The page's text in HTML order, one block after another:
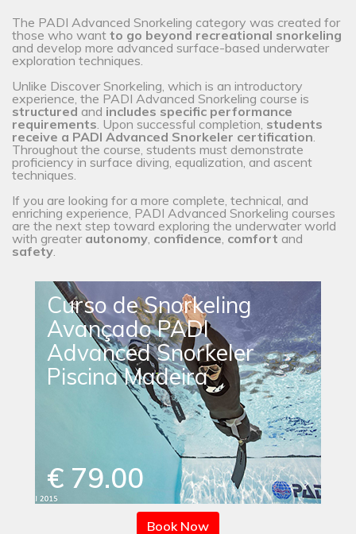
The PADI Advanced Snorkeling category was created for
those who want to go beyond recreational snorkeling
and develop more advanced surface-based underwater
exploration techniques.
Unlike Discover Snorkeling, which is an introductory
experience, the PADI Advanced Snorkeling course is
structured and includes specific performance
requirements. Upon successful completion, students
receive a PADI Advanced Snorkeler certification.
Throughout the course, students must demonstrate
proficiency in surface diving, equalization, and ascent
techniques.
If you are looking for a more complete, technical, and
enriching experience, PADI Advanced Snorkeling courses
are the next step toward exploring the underwater world
with greater autonomy, confidence, comfort and
safety.
Curso de Snorkeling
Avançado PADI
Advanced Snorkeler
Piscina Madeira
€ 79.00
Book Now